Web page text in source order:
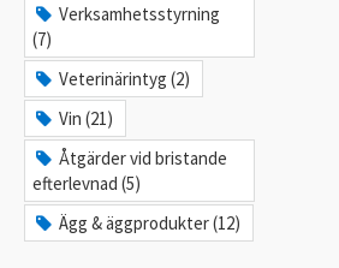
Verksamhetsstyrning
(7)
Veterinärintyg (2)
Vin (21)
Åtgärder vid bristande
efterlevnad (5)
Ägg & äggprodukter (12)